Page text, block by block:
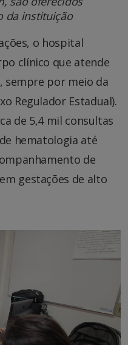
da instituição
o hospital
clínico que atende
sempre por meio da
Regulador Estadual).
de 5,4 mil consultas
hematologia até
de
gestações de alto